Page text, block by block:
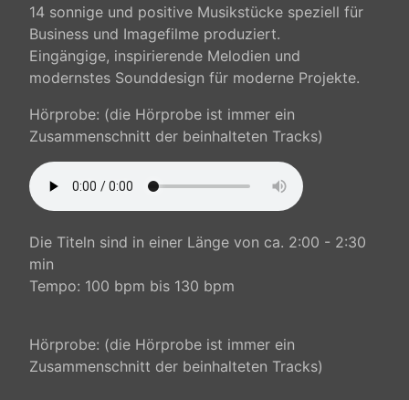
14 sonnige und positive Musikstücke speziell für
Business und Imagefilme produziert.
Eingängige, inspirierende Melodien und
modernstes Sounddesign für moderne Projekte.
Hörprobe: (die Hörprobe ist immer ein
Zusammenschnitt der beinhalteten Tracks)
Die Titeln sind in einer Länge von ca. 2:00 - 2:30
min
Tempo: 100 bpm bis 130 bpm
Hörprobe: (die Hörprobe ist immer ein
Zusammenschnitt der beinhalteten Tracks)